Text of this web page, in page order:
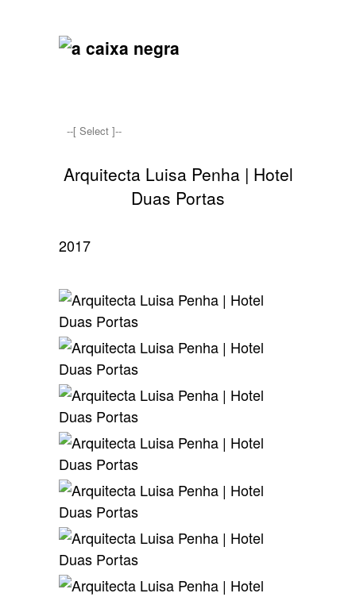
Arquitecta Luisa Penha | Hotel
Duas Portas
2017